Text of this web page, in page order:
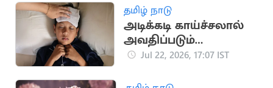
தமிழ் நாடு
அடிக்கடி காய்ச்சலால்
அவதிப்படும்
குழந்தைகள்: முக்கிய
Jul 22, 2026, 17:07 IST